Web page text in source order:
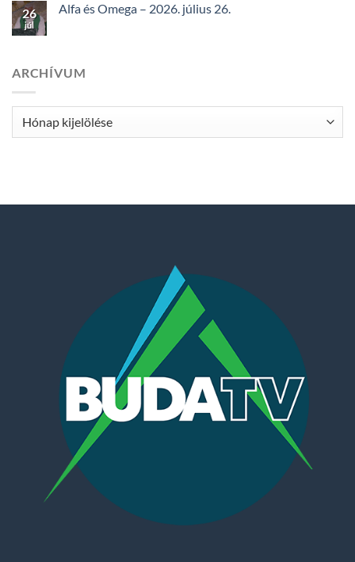
26
júl
Alfa és Omega – 2026. július 26.
ARCHÍVUM
Archívum